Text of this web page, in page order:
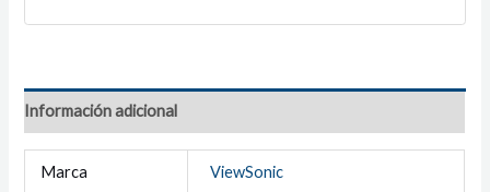
Información adicional
Marca ViewSonic